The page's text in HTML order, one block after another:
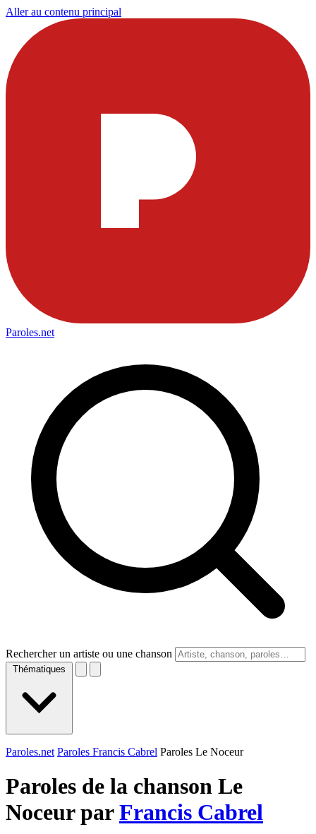
Aller au contenu principal
Paroles.net
Rechercher un artiste ou une chanson
Thématiques
Paroles.net Paroles Francis Cabrel Paroles Le Noceur
Paroles de la chanson Le
Noceur parFrancis Cabrel